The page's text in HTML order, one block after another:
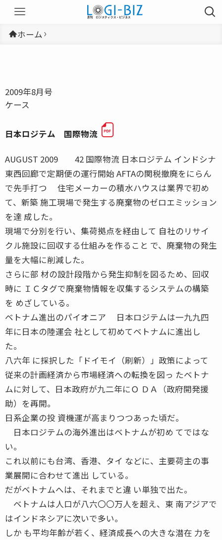
ホーム
2009年8月号
ケース
日本ロジテム 国際物流
AUGUST 2009 42 国際物流 日本ロジテム インドシナ
東西回廊で定期便の運行開始 AFTAの関税撤廃をにらん
で先手打つ 住宅メーカーの積水ハウスは業界で初め
て、新築 施工現場で発生する廃棄物のゼロエミッション
を達 成した。
現場で分別を行い、集荷拠点を経由して 自社のリサイ
クル施設に回収する仕組みを作ること で、廃棄物の発生
量を大幅に削減した。
さらに部 材の設計段階から発生抑制を図るため、回収
時に ＩＣタグで廃棄物情報を収集するシステムの構築
を めざしている。
ベトナム進出のパイオニア 日本ロジテムは一九九四
年に日本の陸運会 社として初めてベトナムに進出し
た。
八六年 に採択した「ドイモイ（刷新）」政策によって
従来の計画経済から市場経済への転換を図っ たベトナ
ムに対して、日本政府が九二年にＯ ＤＡ（政府開発援
助）を再開。
日系企業の投 資機運が高まりつつあった頃だ。
日本ロジテムの海外進出はベトナムが初め てではな
い。
これ以前にも台湾、香港、タイ などに、主要荷主の事
業展開に合わせて進出 している。
だがベトナムへは、それまでと違 い単独で出た。
ベトナムは人口が八六〇〇万人を超え、東 南アジアで
はインドネシアに次いで多い。
しか も平均年齢が若く、経済成長への大きな潜在 力を